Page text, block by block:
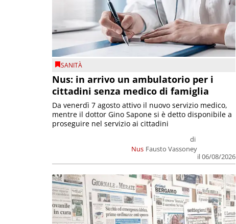
SANITÀ
Nus: in arrivo un ambulatorio per i
cittadini senza medico di famiglia
Nus
di
Fausto Vassoney
il 06/08/2026
Da venerdì 7 agosto attivo il nuovo servizio medico,
mentre il dottor Gino Sapone si è detto disponibile a
proseguire nel servizio ai cittadini